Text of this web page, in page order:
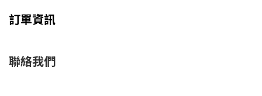
訂單資訊
聯絡我們